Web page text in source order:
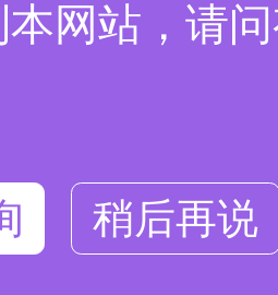
网站，请
稍后再说